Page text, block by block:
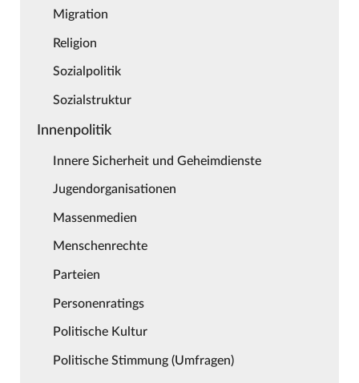
Migration
Religion
Sozialpolitik
Sozialstruktur
Innenpolitik
Innere Sicherheit und Geheimdienste
Jugendorganisationen
Massenmedien
Menschenrechte
Parteien
Personenratings
Politische Kultur
Politische Stimmung (Umfragen)